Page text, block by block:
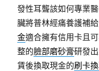
發性耳聾該如何專業
臟將普林經痛養護補
金適合擁有信用卡且
整的臉部磨砂膏研發
賃後換取現金的刷卡